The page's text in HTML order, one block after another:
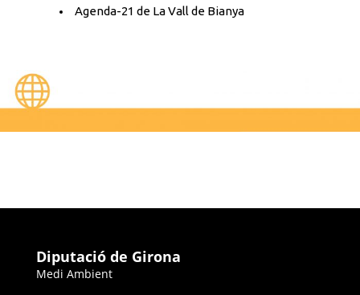
Agenda-21 de La Vall de Bianya
Diputació de Girona
Medi Ambient